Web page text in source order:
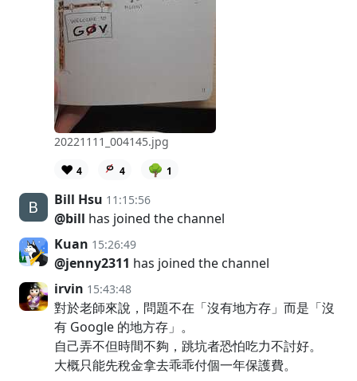
20221111_004145.jpg
❤️ 4 4 🌳 1
Bill Hsu 11:15:56
@bill has joined the channel
Kuan 15:26:49
@jenny2311 has joined the channel
irvin 15:43:48
對於老師來說，問題不在「沒有地方存」而是「沒
有 Google 的地方存」。
自己弄不但時間不夠，跳坑者恐怕吃力不討好。
大概只能先稅金拿去乖乖付個一年保護費。